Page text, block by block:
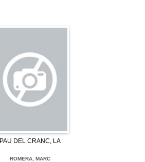
PAU DEL CRANC, LA
ROMERA, MARC